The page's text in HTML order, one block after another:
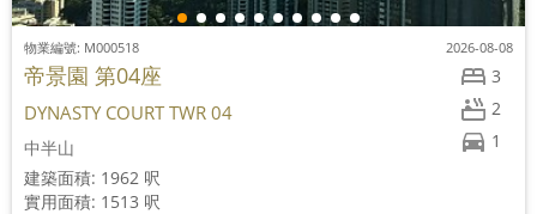
3
2
1
物業編號: M000518 2026-08-08
帝景園 第04座
DYNASTY COURT TWR 04
中半山
建築面積: 1962 呎
實用面積: 1513 呎